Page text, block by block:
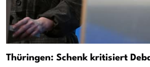
Thüringen: Schenk kritisiert